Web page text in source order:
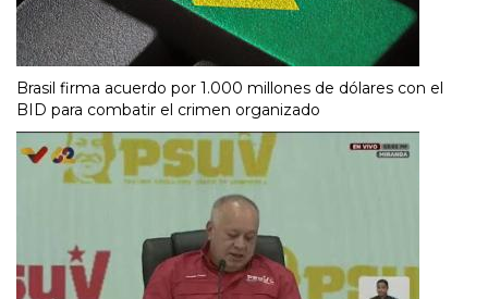
Brasil firma acuerdo por 1.000 millones de dólares con el
BID para combatir el crimen organizado